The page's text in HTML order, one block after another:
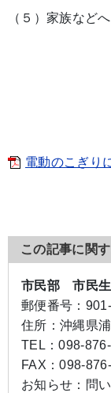
（５）家族など
電動のこぎり
この記事に関
市民部 市民
郵便番号：
住所： 沖縄県
TEL：098-
FAX：098-
お知らせ： 問